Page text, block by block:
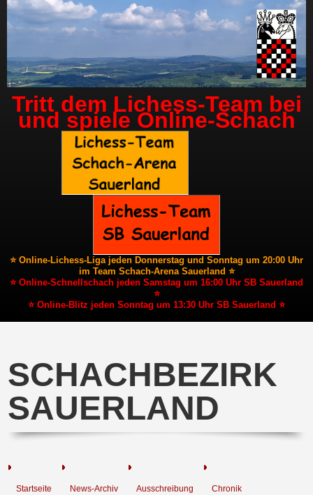
Tritt dem Lichess-Team bei
und spiele Online-Schach
⭐ Online-Lichess-Liga jeden Donnerstag und Sonntag um 20:00 Uhr
im Team Schach-Arena Sauerland ⭐
⭐ Online-Schnellschach jeden Samstag um 16:00 Uhr SB Sauerland
⭐
⭐ Online-Blitz jeden Sonntag um 13:30 Uhr SB Sauerland ⭐
SCHACHBEZIRK
SAUERLAND
Startseite News-Archiv Ausschreibung Chronik